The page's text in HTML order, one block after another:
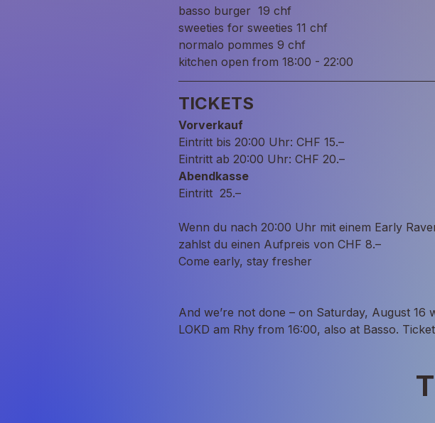
basso burger  19 chf
sweeties for sweeties 11 chf
normalo pommes 9 chf
kitchen open from 18:00 - 22:00
TICKETS
Vorverkauf
Eintritt bis 20:00 Uhr: CHF 15.–
Eintritt ab 20:00 Uhr: CHF 20.–
Abendkasse
Eintritt  25.–
Wenn du nach 20:00 Uhr mit einem Early
zahlst du einen Aufpreis von CHF 8.–
Come early, stay fresher
And we’re not done – on Saturday, August 16
LOKD am Rhy from 16:00, also at Basso.